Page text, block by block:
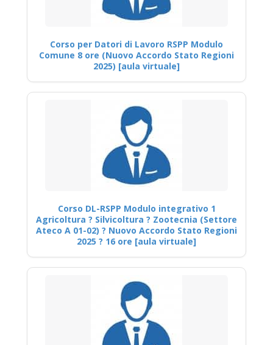
Corso per Datori di Lavoro RSPP Modulo
Comune 8 ore (Nuovo Accordo Stato Regioni
2025) [aula virtuale]
Corso DL-RSPP Modulo integrativo 1
Agricoltura ? Silvicoltura ? Zootecnia (Settore
Ateco A 01-02) ? Nuovo Accordo Stato Regioni
2025 ? 16 ore [aula virtuale]